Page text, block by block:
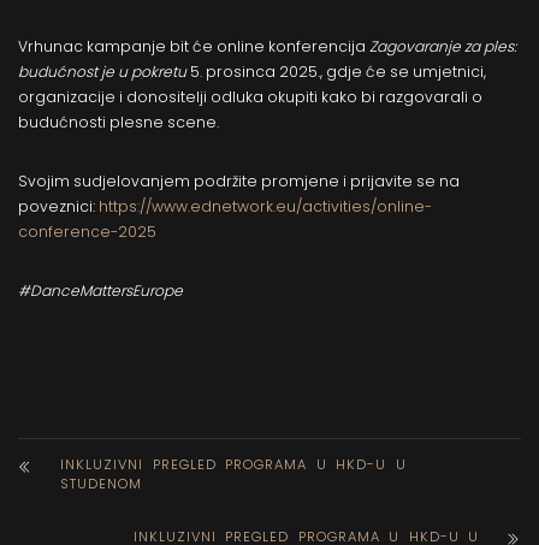
Vrhunac kampanje bit će online konferencija Zagovaranje za ples:
budućnost je u pokretu5. prosinca 2025., gdje će se umjetnici,
organizacije i donositelji odluka okupiti kako bi razgovarali o
budućnosti plesne scene.
Svojim sudjelovanjem podržite promjene i prijavite se na
poveznici: https://www.ednetwork.eu/activities/online-
conference-2025
#DanceMattersEurope
INKLUZIVNI PREGLED PROGRAMA U HKD-U U
STUDENOM
INKLUZIVNI PREGLED PROGRAMA U HKD-U U